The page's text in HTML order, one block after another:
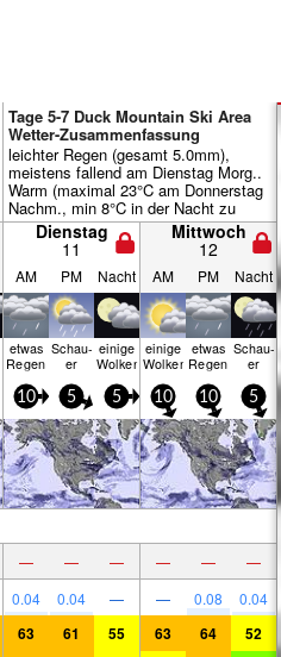
Tage 5-7 Duck Mountain Ski Area
Wetter-Zusammenfassung
leichter Regen (gesamt 5.0mm),
meistens fallend am Dienstag Morg..
Warm (maximal 23°C am Donnerstag
Nachm., min 8°C in der Nacht zu
Mittwoch). Der Wind bleibt meist
schwach..
Dienstag
11
Mittwoch
12
AM PM Nacht AM PM Nacht
etwas
Regen
Schau­
er
einige
Wolken
einige
Wolken
etwas
Regen
Schau­
er
10 5 5 10 10 5
— — — — — —
0.04 0.04 — — 0.08 0.04
63 61 55 63 64 52